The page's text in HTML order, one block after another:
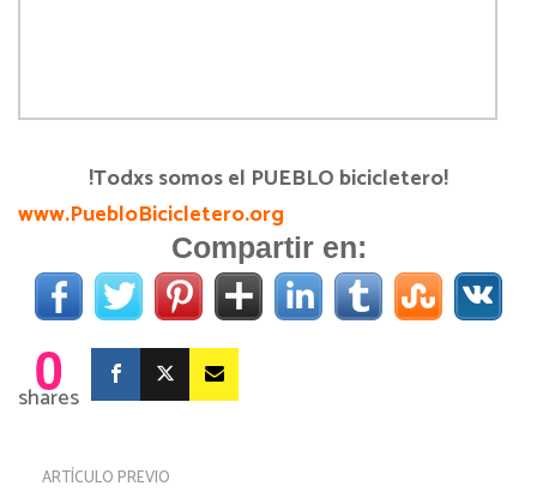
!Todxs somos el PUEBLO bicicletero!
www.PuebloBicicletero.org
Compartir en:
0
shares
ARTÍCULO PREVIO